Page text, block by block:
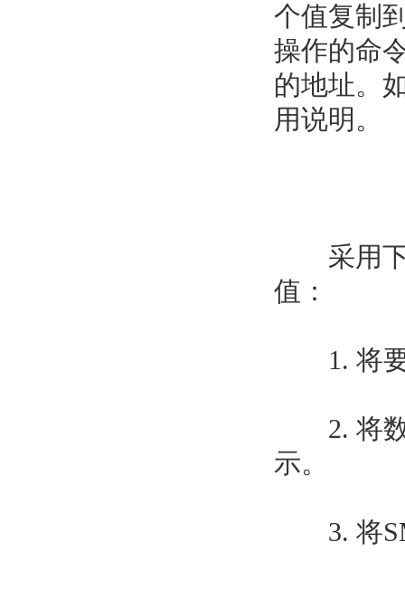
个值复制
操作的命
的地址。
用说明。
采用下
值：
1. 将要
2. 将数
示。
3. 将